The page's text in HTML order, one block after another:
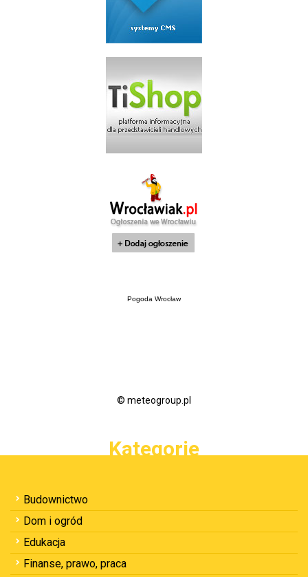
Pogoda Wrocław
© meteogroup.pl
Kategorie
Budownictwo
Dom i ogród
Edukacja
Finanse, prawo, praca